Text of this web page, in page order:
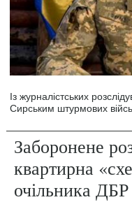
Із журналістських
Сирським штурмових
Заборонене
квартирна
очільника ДБР